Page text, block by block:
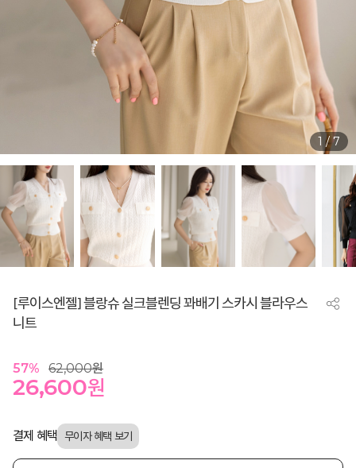
1 /7
[루이스엔젤] 블랑슈 실크블렌딩 꽈배기 스카시 블라우스
니트
57% 62,000원
26,600원
결제 혜택